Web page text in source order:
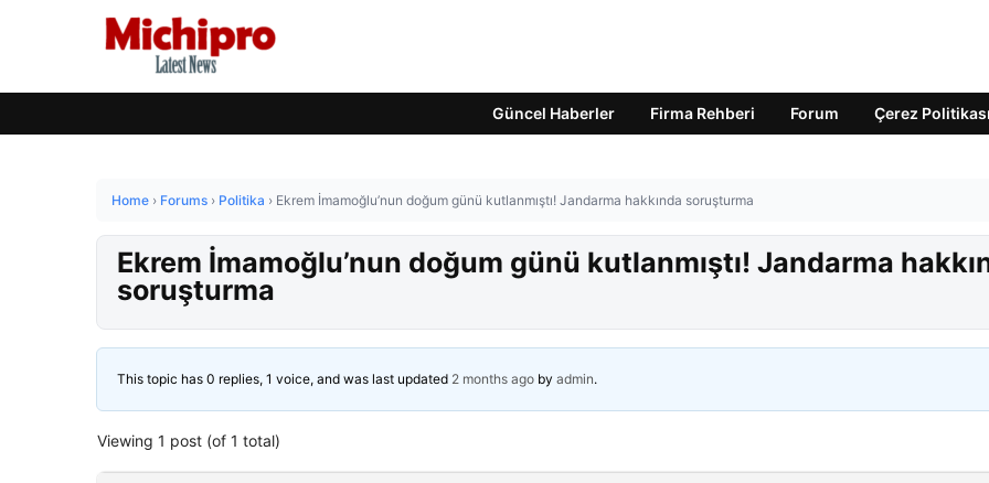
Güncel Haberler Firma Rehberi Forum Çerez Politikası
Home › Forums › Politika › Ekrem İmamoğlu’nun doğum günü kutlanmıştı! Jandarma hakkında soruşturma
Ekrem İmamoğlu’nun doğum günü kutlanmıştı! Jandarma
soruşturma
This topic has 0 replies, 1 voice, and was last updated 2 months ago by admin.
Viewing 1 post (of 1 total)